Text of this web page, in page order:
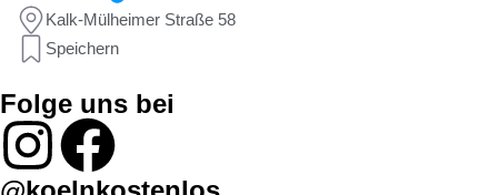
Kalk-Mülheimer Straße 58
Speichern
Folge uns bei